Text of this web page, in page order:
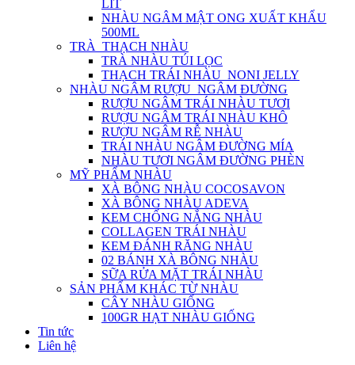
LÍT
NHÀU NGÂM MẬT ONG XUẤT KHẨU
500ML
TRÀ_THẠCH NHÀU
TRÀ NHÀU TÚI LỌC
THẠCH TRÁI NHÀU_NONI JELLY
NHÀU NGÂM RƯỢU_NGÂM ĐƯỜNG
RƯỢU NGÂM TRÁI NHÀU TƯƠI
RƯỢU NGÂM TRÁI NHÀU KHÔ
RƯỢU NGÂM RỄ NHÀU
TRÁI NHÀU NGÂM ĐƯỜNG MÍA
NHÀU TƯƠI NGÂM ĐƯỜNG PHÈN
MỸ PHẨM NHÀU
XÀ BÔNG NHÀU COCOSAVON
XÀ BÔNG NHÀU ADEVA
KEM CHỐNG NẮNG NHÀU
COLLAGEN TRÁI NHÀU
KEM ĐÁNH RĂNG NHÀU
02 BÁNH XÀ BÔNG NHÀU
SỮA RỬA MẶT TRÁI NHÀU
SẢN PHẨM KHÁC TỪ NHÀU
CÂY NHÀU GIỐNG
100GR HẠT NHÀU GIỐNG
Tin tức
Liên hệ